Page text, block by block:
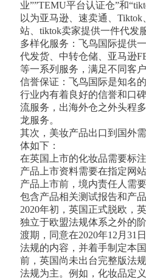
业””TEMU平台认证仓”和“t
以为亚马逊、速卖通、Tiktok
站、tiktok卖家提供一件代发
多样化服务：飞鸟国际提供
代发货、中转仓储、亚马逊
等一系列服务，满足不同客户
信誉保证：飞鸟国际是知名
行业内有着良好的信誉和口
流服务，出海外仓之外头程
龙服务。
其次，美妆产品出口到国外
体如下：
在英国上市的化妆品需要标
产品上市资料需要在指定网站
产品上市前，境内责任人需
包含产品相关测试报告和产
2020年初，英国正式脱欧，
独立于欧盟法规体系之外的
渡期，同意在2020年12月31
法规的内容，并着手制定本
前，英国尚未出台完整版法
法规为主。例如，化妆品定